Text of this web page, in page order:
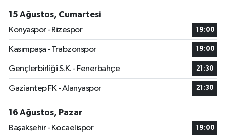
15 Ağustos, Cumartesi
Konyaspor - Rizespor
19:00
Kasımpaşa - Trabzonspor 19:00
Gençlerbirliği S.K. - Fenerbahçe 21:30
Gaziantep FK - Alanyaspor 21:30
16 Ağustos, Pazar
Başakşehir - Kocaelispor
19:00